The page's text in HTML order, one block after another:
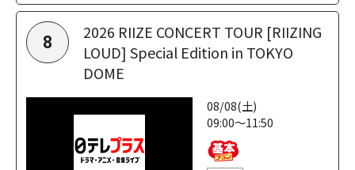
8
2026 RIIZE CONCERT TOUR [RIIZING
LOUD] Special Edition in TOKYO
DOME
08/08(土)
09:00～11:50